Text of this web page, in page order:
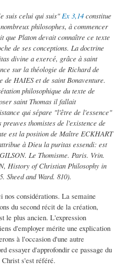
suis celui qui suis"Ex 3,14 constitue
philosophes, à commencer
que Platon devait connaître ce texte
de ses conceptions. La doctrine
divine a exercé, grâce à saint
sur la théologie de Richard de
de HAIES et de saint Bonaventure.
philosophique du texte de
saint Thomas il fallait
qui sépare "l'être de l'essence"
thomistes de l'existence de
est la position de Maître ECKHART
à Dieu la puritas essendi: est
Le Thomisme. Paris. Vrin.
History of Christian Philosophy in
Sheed and Ward. 810).
considérations. La semaine
du second récit de la création,
le plus ancien. L'expression
d'employer mérite une explication
à l'occasion d'une autre
essayer d'approfondir ce passage du
s'est référé.